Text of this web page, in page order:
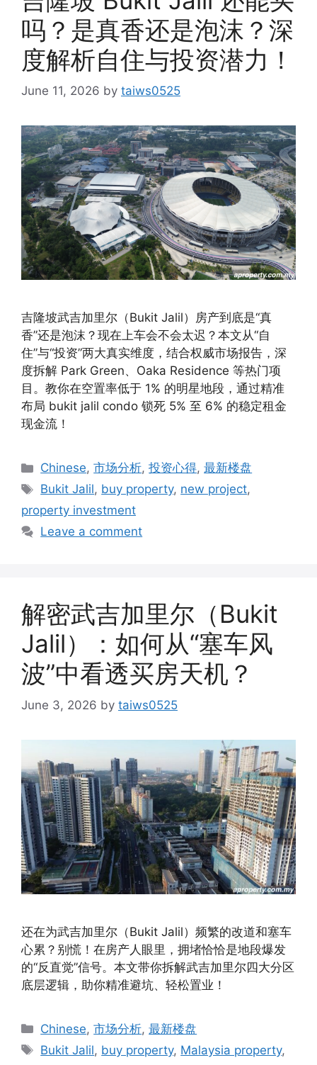
吗？是真香还是泡沫？深
度解析自住与投资潜力！
June 11, 2026 by taiws0525
吉隆坡武吉加里尔（Bukit Jalil）房产到底是“真
香”还是泡沫？现在上车会不会太迟？本文从“自
住”与“投资”两大真实维度，结合权威市场报告，深
度拆解 Park Green、Oaka Residence 等热门项
目。教你在空置率低于 1% 的明星地段，通过精准
布局 bukit jalil condo 锁死 5% 至 6% 的稳定租金
现金流！
Categories
Chinese,市场分析,投资心得,最新楼盘
Tags
Bukit Jalil, buy property, new project,
property investment
Leave a comment
解密武吉加里尔（Bukit
Jalil）：如何从“塞车风
波”中看透买房天机？
June 3, 2026 by taiws0525
还在为武吉加里尔（Bukit Jalil）频繁的改道和塞车
心累？别慌！在房产人眼里，拥堵恰恰是地段爆发
的“反直觉”信号。本文带你拆解武吉加里尔四大分区
底层逻辑，助你精准避坑、轻松置业！
Categories
Chinese,市场分析,最新楼盘
Tags
Bukit Jalil, buy property, Malaysia property,